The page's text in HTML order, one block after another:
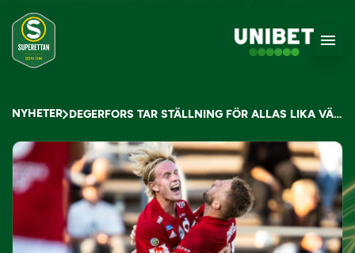
NYHETER DEGERFORS TAR STÄLLNING FÖR ALLAS LIKA VÄRDE